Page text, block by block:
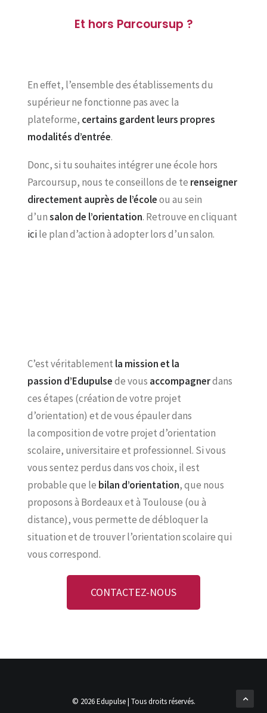
Et hors Parcoursup ?
En effet, l’ensemble des établissements du
supérieur ne fonctionne pas avec la
plateforme, certains gardent leurs propres
modalités d’entrée.
Donc, si tu souhaites intégrer une école hors
Parcoursup, nous te conseillons de te renseigner
directement auprès de l’écoleou au sein
d’unsalon de l’orientation. Retrouve en cliquant
icile plan d’action à adopter lors d’un salon.
C’est véritablement la mission et la
passion d’Edupulsede vous accompagnerdans
ces étapes (création de votre projet
d’orientation) et de vous épauler dans
la composition de votre projet d’orientation
scolaire, universitaire et professionnel. Si vous
vous sentez perdus dans vos choix, il est
probable que le bilan d’orientation, que nous
proposons à Bordeaux et à Toulouse (ou à
distance), vous permette de débloquer la
situation et de trouver l’orientation scolaire qui
vous correspond.
CONTACTEZ-NOUS
© 2026 Edupulse | Tous droits réservés.